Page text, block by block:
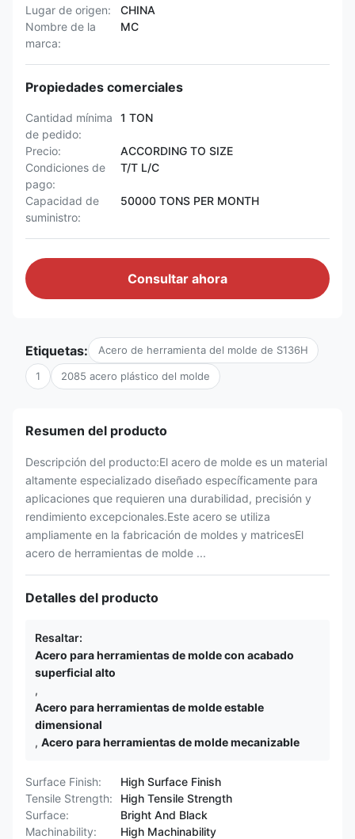
Lugar de origen:
CHINA
Nombre de la
marca:
MC
Propiedades comerciales
Cantidad mínima
de pedido:
1 TON
Precio:
ACCORDING TO SIZE
Condiciones de
pago:
T/T L/C
Capacidad de
suministro:
50000 TONS PER MONTH
Consultar ahora
Etiquetas: Acero de herramienta del molde de S136H
1 2085 acero plástico del molde
Resumen del producto
Descripción del producto:El acero de molde es un material
altamente especializado diseñado específicamente para
aplicaciones que requieren una durabilidad, precisión y
rendimiento excepcionales.Este acero se utiliza
ampliamente en la fabricación de moldes y matricesEl
acero de herramientas de molde ...
Detalles del producto
Resaltar:
Acero para herramientas de molde con acabado
superficial alto
,
Acero para herramientas de molde estable
dimensional
, Acero para herramientas de molde mecanizable
Surface Finish:
High Surface Finish
Tensile Strength:
High Tensile Strength
Surface:
Bright And Black
Machinability:
High Machinability